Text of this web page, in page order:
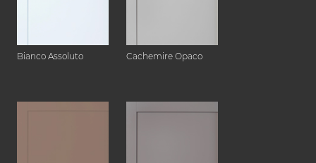
Bianco Assoluto Cachemire Opaco